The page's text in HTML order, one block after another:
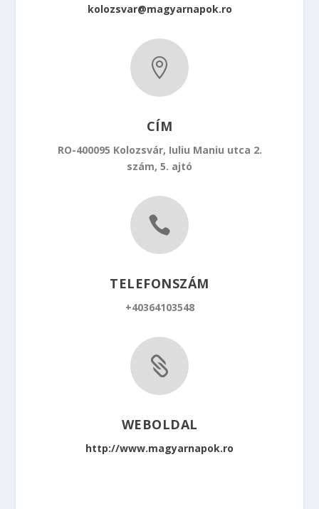
kolozsvar@magyarnapok.ro

CÍM
RO-400095 Kolozsvár, Iuliu Maniu utca 2.
szám, 5. ajtó

TELEFONSZÁM
+40364103548

WEBOLDAL
http://www.magyarnapok.ro